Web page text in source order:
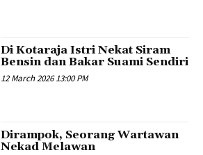
Di Kotaraja Istri Nekat Siram
Bensin dan Bakar Suami Sendiri
12 March 2026 13:00 PM
Dirampok, Seorang Wartawan
Nekad Melawan